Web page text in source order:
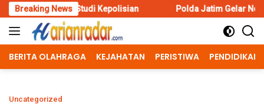
Skip
to
content
Breaking News
Kepolisian Polda Jatim Gelar Nobar Final Piala
BERITA OLAHRAGA KEJAHATAN PERISTIWA PENDIDIKAN
Uncategorized